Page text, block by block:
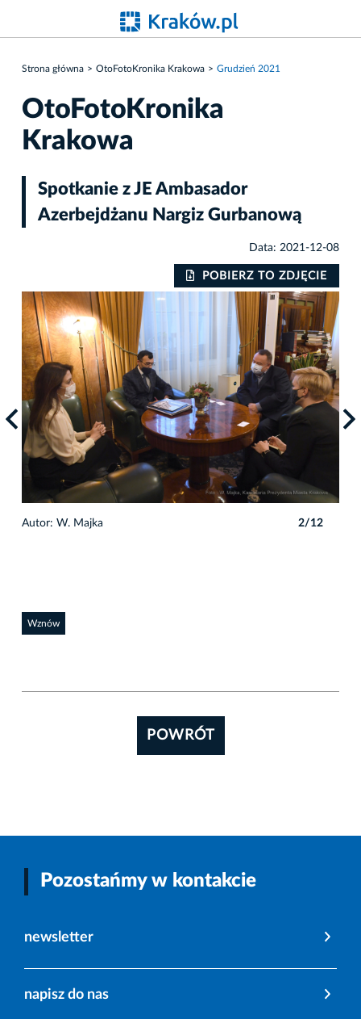
Strona główna OtoFotoKronika Krakowa Grudzień 2021
OtoFotoKronika
Krakowa
Spotkanie z JE Ambasador
Azerbejdżanu Nargiz Gurbanową
Data: 2021-12-08
POBIERZ TO ZDJĘCIE
Autor: W. Majka 2/12
Wznów
POWRÓT
Pozostańmy w kontakcie
newsletter
napisz do nas